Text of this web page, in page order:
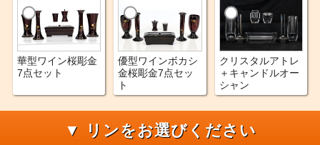
華型ワイン桜彫金
7点セット
優型ワインボカシ
金桜彫金7点セッ
ト
クリスタルアトレ
＋キャンドルオー
シャン
▼ リンをお選びください